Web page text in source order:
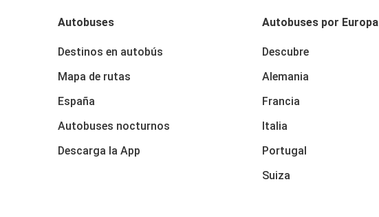
Autobuses
Destinos en autobús
Mapa de rutas
España
Autobuses nocturnos
Descarga la App
Autobuses por Europa
Descubre
Alemania
Francia
Italia
Portugal
Suiza